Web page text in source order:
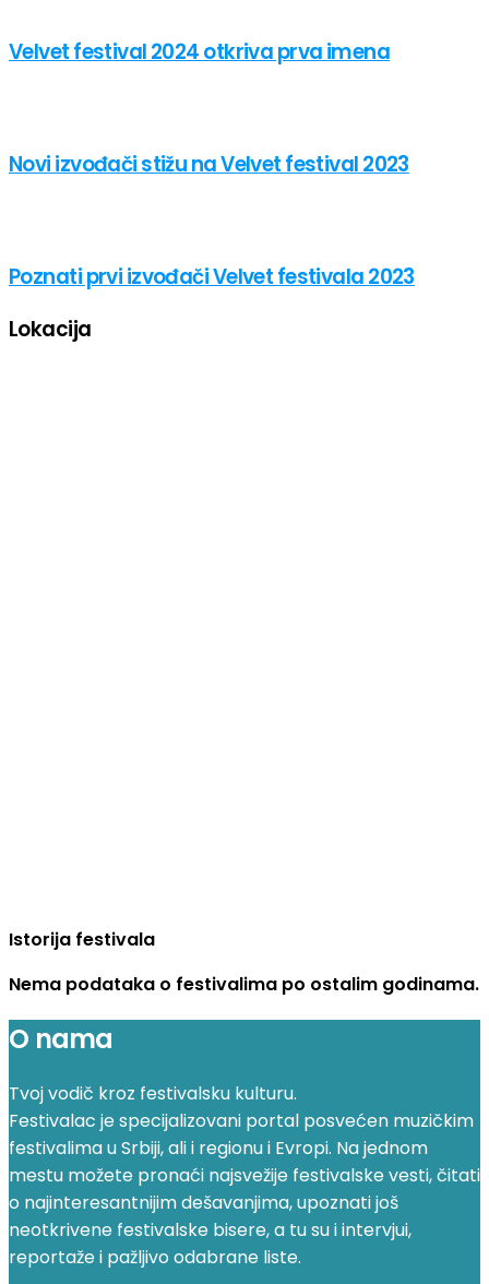
Velvet festival 2024 otkriva prva imena
Novi izvođači stižu na Velvet festival 2023
Poznati prvi izvođači Velvet festivala 2023
Lokacija
Istorija festivala
Nema podataka o festivalima po ostalim godinama.
O nama
Tvoj vodič kroz festivalsku kulturu.
Festivalac je specijalizovani portal posvećen muzičkim
festivalima u Srbiji, ali i regionu i Evropi. Na jednom
mestu možete pronaći najsvežije festivalske vesti, čitati
o najinteresantnijim dešavanjima, upoznati još
neotkrivene festivalske bisere, a tu su i intervjui,
reportaže i pažljivo odabrane liste.